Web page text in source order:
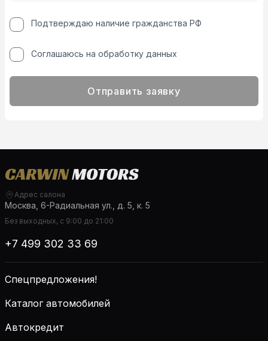
Подтверждаю наличие гражданства РФ
Соглашаюсь на обработку данных
Отправить заявку
Адрес салона
Москва, 6-Радиальная ул., д. 5, к. 5
Без выходных, с 9:00 до 21:00
+7 499 302 33 69
Спецпредложения!
Каталог автомобилей
Автокредит